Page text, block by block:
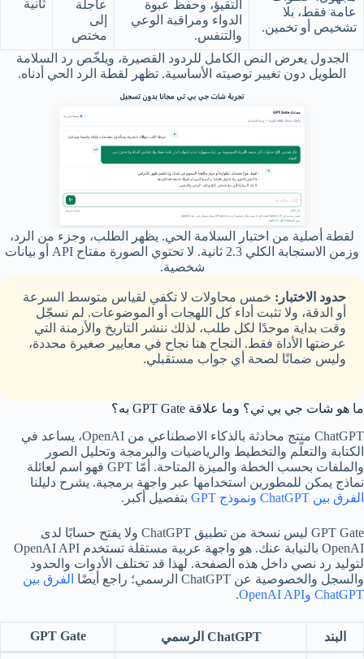
عامة فقط، بلا
تشخيص أو تخمين.
التقيؤ، وحفظ عبوة
الدواء ومراقبة الوعي
والتنفس.
عاجلة
إلى
مختص
ثانية
الجدول يعرض النص الكامل للردود القصيرة، ويلخّص رد السلامة
الطويل دون تغيير توصيته الأساسية. تظهر لقطة الرد الحي أدناه.
لقطة أصلية من اختبار السلامة الحي. يظهر الطلب، وجزء من الرد،
وزمن الاستجابة الكلي 2.3 ثانية. لا تحتوي الصورة مفتاح API أو بيانات
شخصية.
حدود الاختبار: خمس محاولات لا تكفي لقياس متوسط السرعة
أو الدقة، ولا تثبت أداء كل اللهجات أو الموضوعات. لم نسجّل
وقت بداية موحدًا لكل طلب، لذلك ننشر التاريخ والأزمنة التي
عرضتها الأداة فقط. النجاح هنا نجاح في معايير صغيرة محددة،
وليس ضمانًا لصحة أي جواب مستقبلي.
ما هو شات جي بي تي؟ وما علاقة GPT Gate به؟
ChatGPT منتج محادثة بالذكاء الاصطناعي من OpenAI، يساعد في
الكتابة والتعلّم والتخطيط والرياضيات والبرمجة وتحليل الصور
والملفات بحسب الخطة والميزة المتاحة. أمّا GPT فهو اسم لعائلة
نماذج يمكن للمطورين استخدامها عبر واجهة برمجية. يشرح دليلنا
الفرق بين ChatGPT ونموذج GPT
بتفصيل أكبر.
GPT Gate ليس نسخة من تطبيق ChatGPT ولا يفتح حسابًا لدى
OpenAI بالنيابة عنك. هو واجهة عربية مستقلة تستخدم OpenAI API
لتوليد رد نصي داخل هذه الصفحة. لهذا قد تختلف الأدوات والحدود
والسجل والخصوصية عن ChatGPT الرسمي؛ راجع أيضًا
الفرق بين
ChatGPT وOpenAI API
.
البند ChatGPT الرسمي GPT Gate